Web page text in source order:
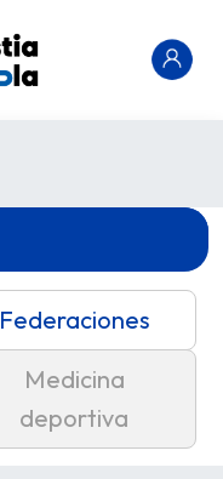
Federaciones
Medicina
deportiva